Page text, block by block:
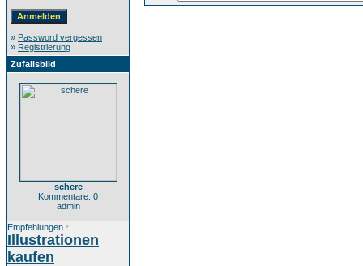
» Password vergessen
» Registrierung
Zufallsbild
schere
Kommentare: 0
admin
Empfehlungen *
Illustrationen
kaufen